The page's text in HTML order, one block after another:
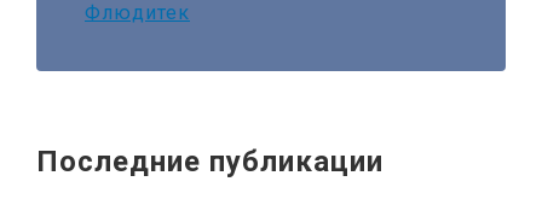
Флюдитек
Последние публикации